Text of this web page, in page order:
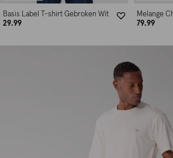
Basis Label T-shirt Gebroken Wit
29.99
Melange
79.99